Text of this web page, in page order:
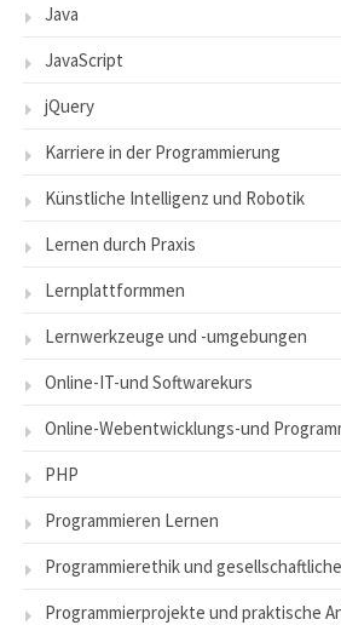
Java
JavaScript
jQuery
Karriere in der Programmierung
Künstliche Intelligenz und Robotik
Lernen durch Praxis
Lernplattformmen
Lernwerkzeuge und -umgebungen
Online-IT-und Softwarekurs
Online-Webentwicklungs-und
PHP
Programmieren Lernen
Programmierethik und
Programmierprojekte und praktische